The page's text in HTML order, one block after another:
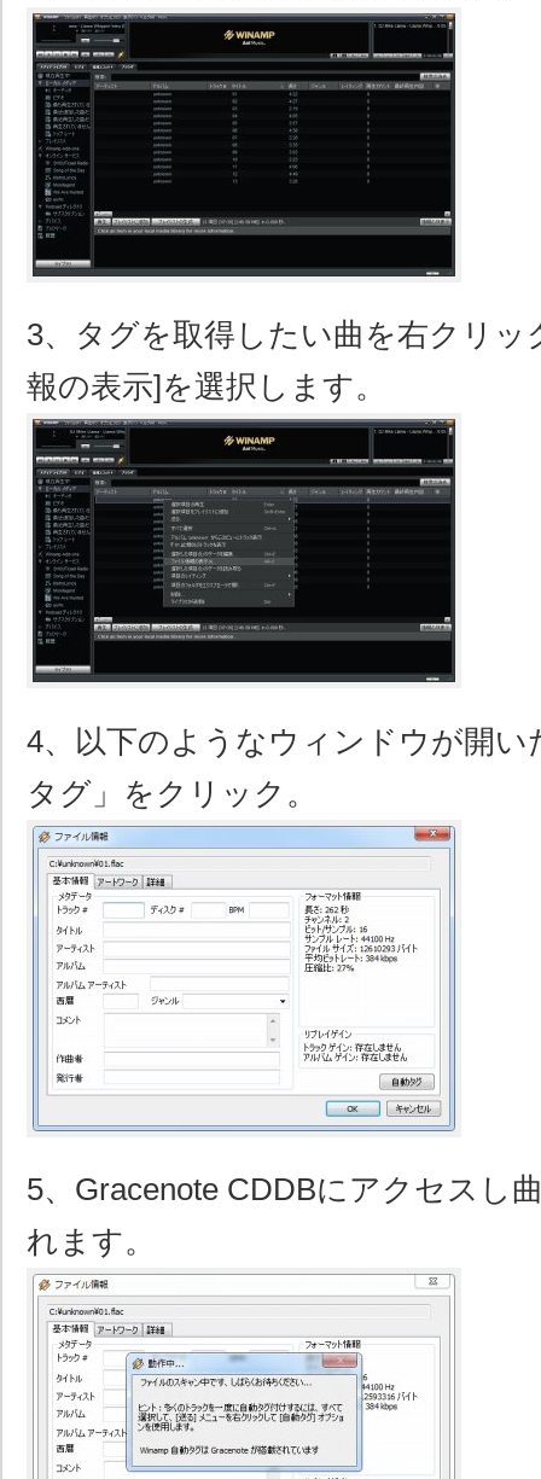
3、タグを取得したい曲を右クリッ
報の表示]を選択します。
4、以下のようなウィンドウが開い
タグ」をクリック。
5、Gracenote CDDBにアクセスし
れます。